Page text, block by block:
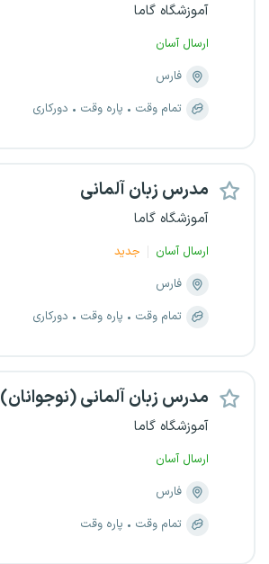
آموزشگاه گاما
ارسال آسان
فارس
تمام وقت
پاره وقت دورکاری
مدرس زبان آلمانی
آموزشگاه گاما
ارسال آسان
جدید
فارس
تمام وقت
پاره وقت دورکاری
مدرس زبان آلمانی (نوجوانان)
آموزشگاه گاما
ارسال آسان
فارس
تمام وقت
پاره وقت